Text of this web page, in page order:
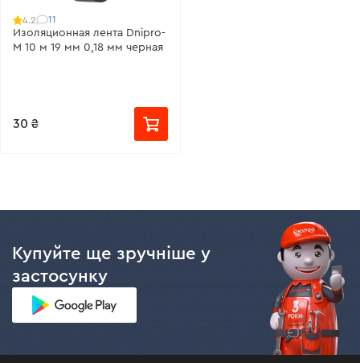
4.2 11
Изоляционная лента Dnipro-
M 10 м 19 мм 0,18 мм черная
30 ₴
Купуйте ще зручніше у
застосунку